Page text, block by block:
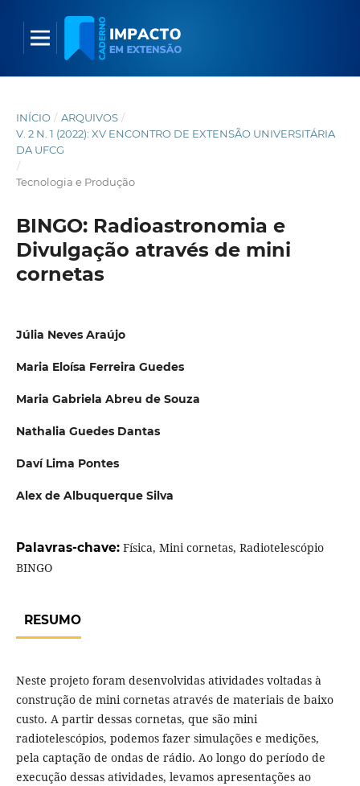
INÍCIO / ARQUIVOS /
V. 2 N. 1 (2022): XV ENCONTRO DE EXTENSÃO UNIVERSITÁRIA
DA UFCG
/
Tecnologia e Produção
BINGO: Radioastronomia e
Divulgação através de mini
cornetas
Júlia Neves Araújo
Maria Eloísa Ferreira Guedes
Maria Gabriela Abreu de Souza
Nathalia Guedes Dantas
Daví Lima Pontes
Alex de Albuquerque Silva
Palavras-chave: Física, Mini cornetas, Radiotelescópio
BINGO
RESUMO
Neste projeto foram desenvolvidas atividades voltadas à
construção de mini cornetas através de materiais de baixo
custo. A partir dessas cornetas, que são mini
radiotelescópios, podemos fazer simulações e medições,
pela captação de ondas de rádio. Ao longo do período de
execução dessas atividades, levamos apresentações ao